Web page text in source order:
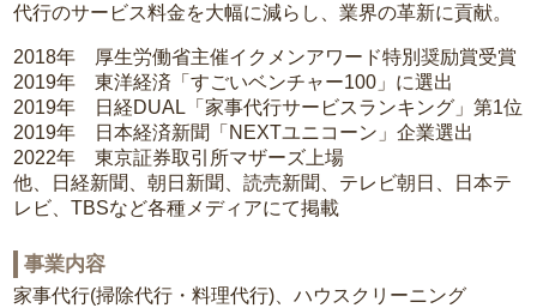
代行のサービス料金を大幅に減らし、業界の革新に貢献。
2018年 厚生労働省主催イクメンアワード特別奨励賞受賞
2019年 東洋経済「すごいベンチャー100」に選出
2019年 日経DUAL「家事代行サービスランキング」第1位
2019年 日本経済新聞「NEXTユニコーン」企業選出
2022年 東京証券取引所マザーズ上場
他、日経新聞、朝日新聞、読売新聞、テレビ朝日、日本テ
レビ、TBSなど各種メディアにて掲載
事業内容
家事代行(掃除代行・料理代行)、ハウスクリーニング